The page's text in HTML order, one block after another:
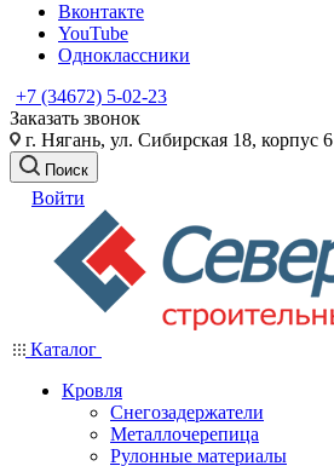
Вконтакте
YouTube
Одноклассники
+7 (34672) 5-02-23
Заказать звонок
г. Нягань, ул. Сибирская 18, корпус 6
Поиск
Войти
Каталог
Кровля
Снегозадержатели
Металлочерепица
Рулонные материалы